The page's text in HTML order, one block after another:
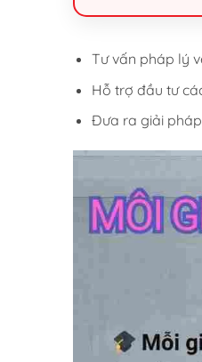
Tư vấn pháp lý
Hỗ trợ đầu tư
Đưa ra giải